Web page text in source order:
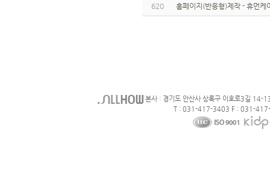
620 홈페이지(반응형)제작 - 휴먼케
본사 : 경기도 안산사 상록구 이호로3길 14-
T : 031-417-3403 F : 031-